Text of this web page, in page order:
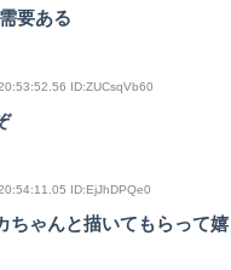
要ある
ID:ZUCsqVb60
ID:EjJhDPQe0
ちゃんと描いてもらって